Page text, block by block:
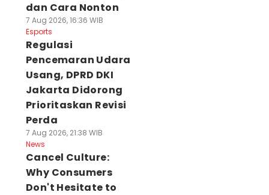
dan Cara Nonton
7 Aug 2026, 16:36 WIB
Esports
Regulasi
Pencemaran Udara
Usang, DPRD DKI
Jakarta Didorong
Prioritaskan Revisi
Perda
7 Aug 2026, 21:38 WIB
News
Cancel Culture:
Why Consumers
Don't Hesitate to